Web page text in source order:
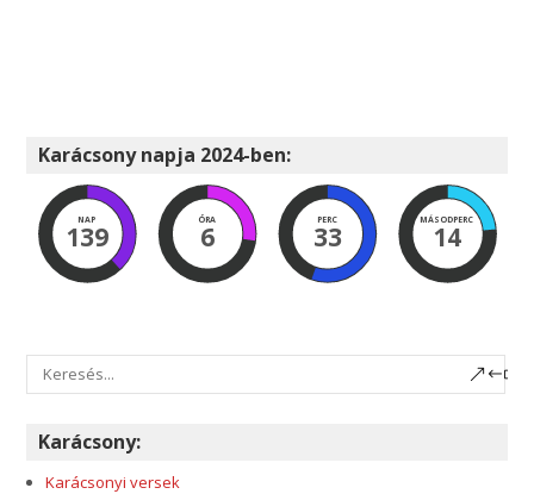
Karácsony napja 2024-ben:
NAP
139
ÓRA
6
PERC
33
MÁSODPERC
12
Karácsony:
Karácsonyi versek